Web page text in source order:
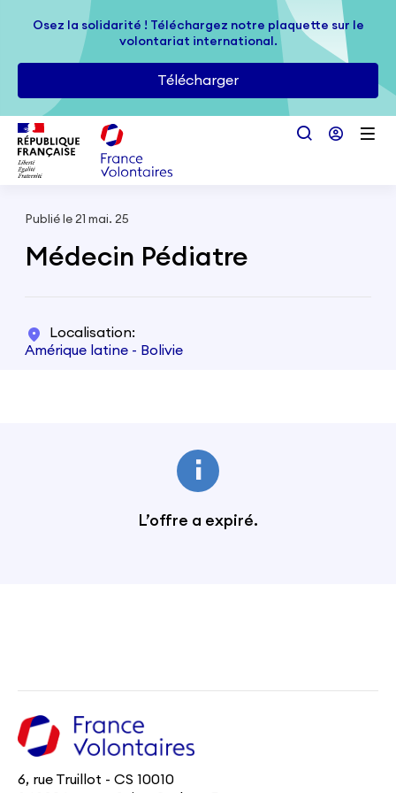
Passer au contenu principal
Osez la solidarité ! Téléchargez notre plaquette sur le
volontariat international.
Télécharger
Osez la solidarité ! Téléchargez notre plaquette sur le
volontariat international.
Télécharger
Publié le 21 mai. 25
Médecin Pédiatre
Localisation
Amérique latine - Bolivie
L’offre a expiré.
6, rue Truillot - CS 10010